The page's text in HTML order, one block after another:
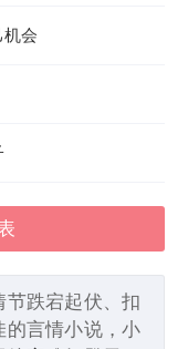
机会
节跌宕起伏、扣
的言情小说，小